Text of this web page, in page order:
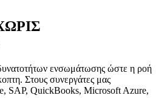
ενσωμάτωσης ώστε η ροή
Στους συνεργάτες μας
SAP, QuickBooks, Microsoft Azure,